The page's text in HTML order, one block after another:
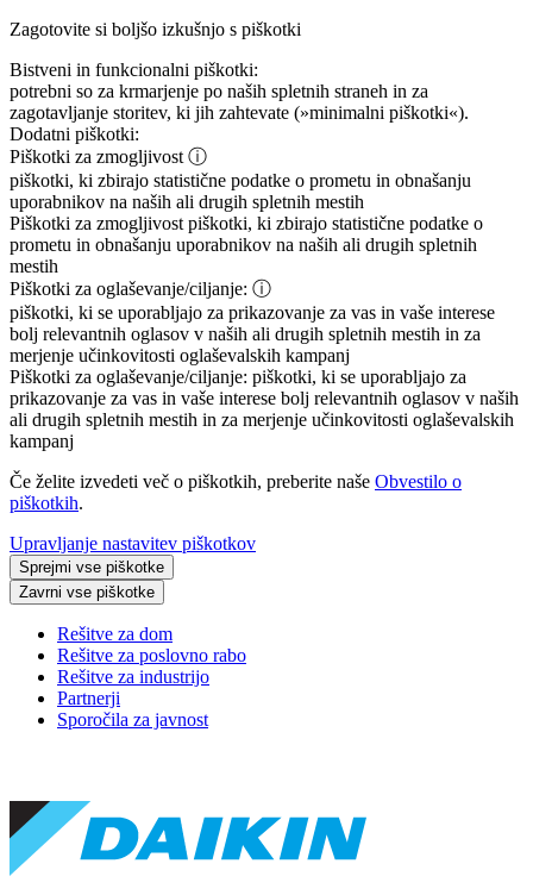
Zagotovite si boljšo izkušnjo s piškotki
Bistveni in funkcionalni piškotki:
potrebni so za krmarjenje po naših spletnih straneh in za
zagotavljanje storitev, ki jih zahtevate (»minimalni piškotki«).
Dodatni piškotki:
Piškotki za zmogljivost ⓘ
piškotki, ki zbirajo statistične podatke o prometu in obnašanju
uporabnikov na naših ali drugih spletnih mestih
Piškotki za zmogljivost piškotki, ki zbirajo statistične podatke o
prometu in obnašanju uporabnikov na naših ali drugih spletnih
mestih
Piškotki za oglaševanje/ciljanje: ⓘ
piškotki, ki se uporabljajo za prikazovanje za vas in vaše interese
bolj relevantnih oglasov v naših ali drugih spletnih mestih in za
merjenje učinkovitosti oglaševalskih kampanj
Piškotki za oglaševanje/ciljanje: piškotki, ki se uporabljajo za
prikazovanje za vas in vaše interese bolj relevantnih oglasov v naših
ali drugih spletnih mestih in za merjenje učinkovitosti oglaševalskih
kampanj
Če želite izvedeti več o piškotkih, preberite naše Obvestilo o
piškotkih.
Upravljanje nastavitev piškotkov
Sprejmi vse piškotke
Zavrni vse piškotke
Rešitve za dom
Rešitve za poslovno rabo
Rešitve za industrijo
Partnerji
Sporočila za javnost